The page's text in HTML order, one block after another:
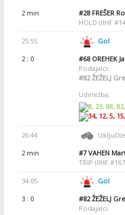
2 min
#28FREŠER
HOLD (IIHF
25:55 Gol
2 : 0
#68OREHEK
Podajalci:
#82ŽEŽELJ
Udeležba:
8, 23, 88,
34, 12, 5,
26:44
2 min
#7VAHEN
TRIP (IIHF
34:05 Gol
3 : 0
#82ŽEŽELJ
Podajalci: